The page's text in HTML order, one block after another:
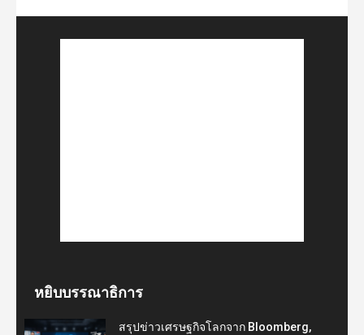
หยิบบรรณาธิการ
สรุปข่าวเศรษฐกิจโลกจาก Bloomberg,